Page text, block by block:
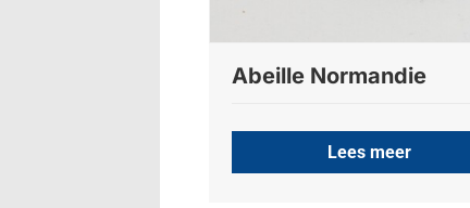
Abeille Normandie
Lees meer